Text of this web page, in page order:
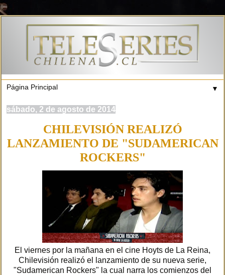
▼
sábado, 2 de agosto de 2014
CHILEVISIÓN REALIZÓ
LANZAMIENTO DE "SUDAMERICAN
ROCKERS"
El viernes por la mañana en el cine Hoyts de La Reina,
Chilevisión realizó el lanzamiento de su nueva serie,
"Sudamerican Rockers" la cual narra los comienzos del